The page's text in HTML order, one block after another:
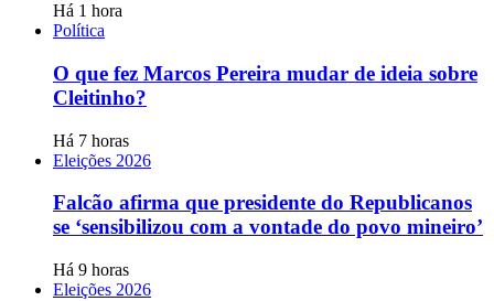
Há 1 hora
Política
O que fez Marcos Pereira mudar de ideia sobre
Cleitinho?
Há 7 horas
Eleições 2026
Falcão afirma que presidente do Republicanos
se ‘sensibilizou com a vontade do povo mineiro’
Há 9 horas
Eleições 2026